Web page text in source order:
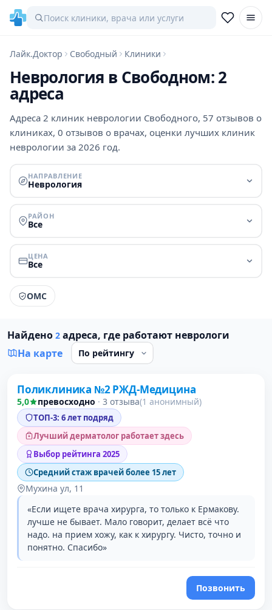
Лайк.Доктор Свободный Клиники
Неврология в Свободном: 2
адреса
Адреса 2 клиник неврологии Свободного, 57 отзывов о
клиниках, 0 отзывов о врачах, оценки лучших клиник
неврологии за 2026 год.
НАПРАВЛЕНИЕ
Неврология
РАЙОН
Все
ЦЕНА
Все
ОМС
Найдено 2 адреса, где работают неврологи
На карте
1 место в рейтинге
Поликлиника №2 РЖД-Медицина
5,0 превосходно · 3 отзыва(1 анонимный)
ТОП-3: 6 лет подряд
Лучший дерматолог работает здесь
Выбор рейтинга 2025
Средний стаж врачей более 15 лет
Мухина ул, 11
«Если ищете врача хирурга, то только к Ермакову.
лучше не бывает. Мало говорит, делает всё что
надо. на прием хожу, как к хирургу. Чисто, точно и
понятно. Спасибо»
Позвонить